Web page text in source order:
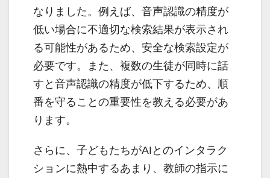
なりました。例えば、音声認識の精度が
低い場合に不適切な検索結果が表示され
る可能性があるため、安全な検索設定が
必要です。また、複数の生徒が同時に話
すと音声認識の精度が低下するため、順
番を守ることの重要性を教える必要があ
ります。
さらに、子どもたちがAIとのインタラク
ションに熱中するあまり、教師の指示に